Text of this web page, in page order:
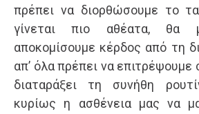
πρέπει να διορθώσουμε το
γίνεται πιο αθέατα, θα
αποκομίσουμε κέρδος από τη
απ’ όλα πρέπει να επιτρέψουμε
διαταράξει τη συνήθη
κυρίως η ασθένεια μας να